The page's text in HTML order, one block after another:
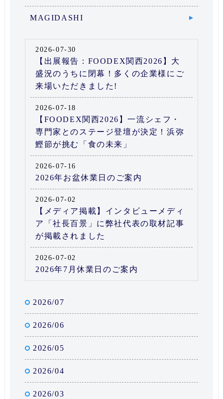
MAGIDASHI
2026-07-30
【出展報告：FOODEX関西2026】大
盛況のうちに閉幕！多くの企業様にご
来場いただきました!
2026-07-18
【FOODEX関西2026】一流シェフ・
専門家とのステージ登壇が決定！浜弥
鰹節が挑む「食の未来」
2026-07-16
2026年お盆休業日のご案内
2026-07-02
【メディア掲載】インタビューメディ
ア「社長百景」に弊社代表の取材記事
が掲載されました
2026-07-02
2026年7月休業日のご案内
2026/07
2026/06
2026/05
2026/04
2026/03